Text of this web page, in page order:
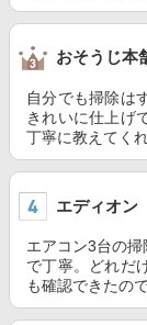
おそうじ本
自分でも掃除は
きれいに仕上げ
丁寧に教えてく
エディオン
エアコン3台の
で丁寧。どれだ
も確認できたの